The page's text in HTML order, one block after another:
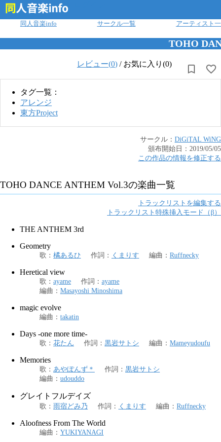
同人音楽info サークル一覧 アーティスト
TOHO
レビュー(0) / お気に入り(0)
タグ一覧：
アレンジ
東方Project
サークル： DiGiTAL WiNG
頒布開始日： 2019/05/05
この作品の情報を修正する
TOHO DANCE ANTHEM Vol.3の楽曲一覧
トラックリストを編集する
トラックリスト特殊挿入モード（β）
THE ANTHEM 3rd
Geometry
歌 ： 橘あるひ 作詞 ： くまりす 編曲 ： Ruffnecky
Heretical view
歌 ： ayame 作詞 ： ayame
編曲 ： Masayoshi Minoshima
magic evolve
編曲 ： takatin
Days -one more time-
歌 ： 花たん 作詞 ： 黒岩サトシ 編曲 ： Mameyudoufu
Memories
歌 ： あやぽんず＊ 作詞 ： 黒岩サトシ
編曲 ： udouddo
グレイトフルデイズ
歌 ： 雨宿どみ乃 作詞 ： くまりす 編曲 ： Ruffnecky
Aloofness From The World
編曲 ： YUKIYANAGI